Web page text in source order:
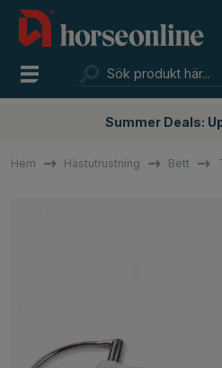
Summer Deals:
Hem Hästutrustning Bett